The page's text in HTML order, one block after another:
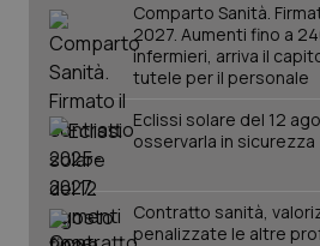
Comparto Sanità.
2027. Aumenti fino a
infermieri, arriva il
tutele per il personale
Eclissi solare del 12
osservarla in sicurezza
Contratto sanità,
penalizzate le altre
__cf_bm